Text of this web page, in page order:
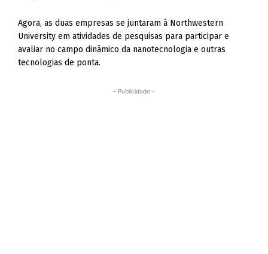
Agora, as duas empresas se juntaram à Northwestern
University em atividades de pesquisas para participar e
avaliar no campo dinâmico da nanotecnologia e outras
tecnologias de ponta.
- Publicidade -